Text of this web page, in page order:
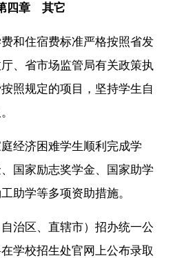
四章 其它
和住宿费标准严格按照省发
、省市场监管局有关政策执
照规定的项目，坚持学生自
经济困难学生顺利完成学
国家励志奖学金、国家助学
助学等多项资助措施。
治区、直辖市）招办统一公
学校招生处官网上公布录取